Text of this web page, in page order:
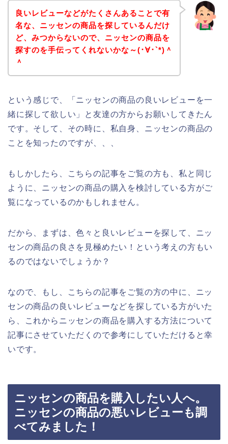
良いレビューなどがたくさんあることで有
名な、ニッセンの商品を探しているんだけ
ど、みつからないので、ニッセンの商品を
探すのを手伝ってくれないかな～(･∀･`*)＾
＾
という感じで、「ニッセンの商品の良いレビューを一
緒に探して欲しい」と友達の方からお願いしてきたん
です。そして、その時に、私自身、ニッセンの商品の
ことを知ったのですが、、、
もしかしたら、こちらの記事をご覧の方も、私と同じ
ように、ニッセンの商品の購入を検討している方がご
覧になっているのかもしれません。
だから、まずは、色々と良いレビューを探して、ニッ
センの商品の良さを見極めたい！という考えの方もい
るのではないでしょうか？
なので、もし、こちらの記事をご覧の方の中に、ニッ
センの商品の良いレビューなどを探している方がいた
ら、これからニッセンの商品を購入する方法について
記事にさせていただくので参考にしていただけると幸
いです。
ニッセンの商品を購入したい人へ。
ニッセンの商品の悪いレビューも調
べてみました！